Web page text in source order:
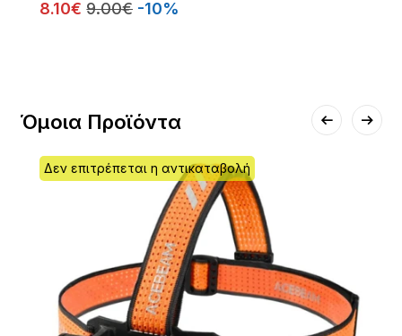
8.10€ 9.00€ -10%
Όμοια Προϊόντα
Δεν επιτρέπεται η αντικαταβολή